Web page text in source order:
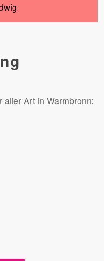
aller Art in Warmbronn: